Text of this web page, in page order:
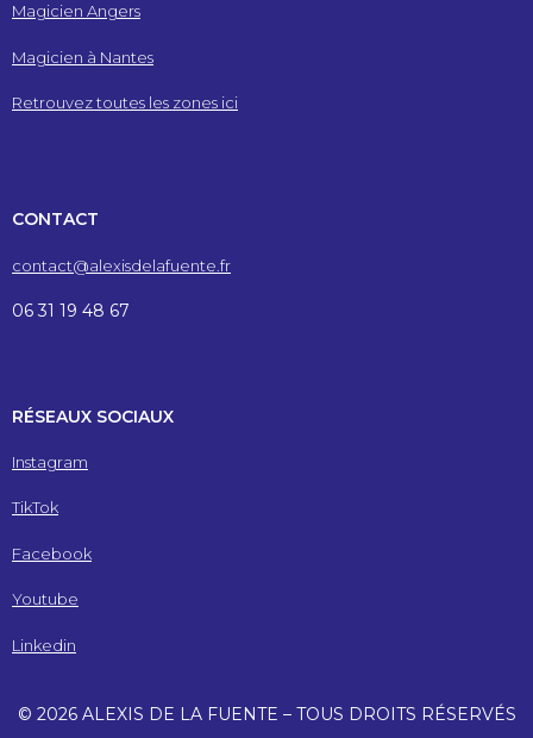
Magicien Angers
Magicien à Nantes
Retrouvez toutes les zones ici
CONTACT
contact@alexisdelafuente.fr
06 31 19 48 67
RÉSEAUX SOCIAUX
Instagram
TikTok
Facebook
Youtube
Linkedin
© 2026 ALEXIS DE LA FUENTE – TOUS DROITS RÉSERVÉS